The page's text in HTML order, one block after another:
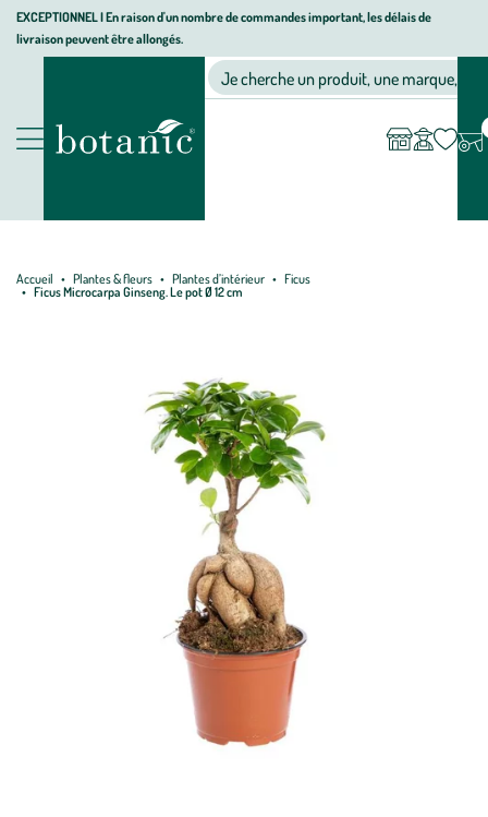
Aller
Aller
au
Aller
au
page
EXCEPTIONNEL I En raison d'un nombre de commandes important, les délais de
livraison peuvent être allongés.
Nos produits
Jardinerie écologique, animalerie, décoration, alimentation bio
Je cherche un produit, une marque, un
compte
Accueil Plantes & fleurs Plantes d’intérieur
Ficus
Ficus Microcarpa Ginseng. Le pot Ø 12 cm